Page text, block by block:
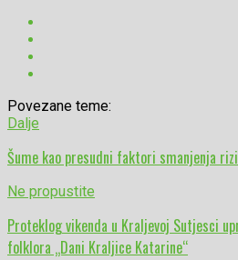
Povezane teme:
Dalje
Šume kao presudni faktori smanjenja
Ne propustite
Proteklog vikenda u Kraljevoj Sutjesci
folklora „Dani Kraljice Katarine“